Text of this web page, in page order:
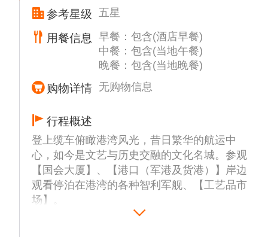
的村落之一，历史上它是岛上重要比赛的举办
地，海拔约 310 米，拥有面向全岛和太平洋
的壮丽视野，目前村子里有一条1公里长的小
径，我们可以近距离的欣赏复员后的房屋和岩
画艺术到此，复活节岛神秘之旅结束，前往机
场，乘机返回圣地亚哥。
参考星级 五星
用餐信息
早餐：包含(酒店早餐)
中餐：包含(当地午餐)
晚餐：包含(当地晚餐)
购物详情 无购物信息
行程概述
登上缆车俯瞰港湾风光，昔日繁华的航运中
心，如今是文艺与历史交融的文化名城。参观
【国会大厦】、【港口（军港及货港）】岸边
观看停泊在港湾的各种智利军舰、【工艺品市
场】。
然后前往有“海上葡萄园”之称的美丽的海滨旅